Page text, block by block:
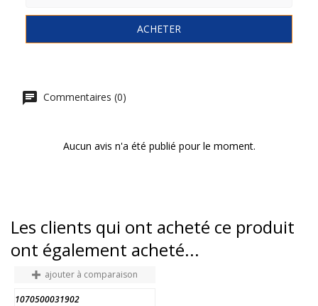
ACHETER
Commentaires (0)
Aucun avis n'a été publié pour le moment.
Les clients qui ont acheté ce produit
ont également acheté...
ajouter à comparaison
1070500031902